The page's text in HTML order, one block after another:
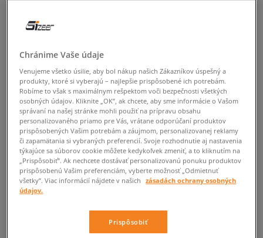
Chránime Vaše údaje
Venujeme všetko úsilie, aby bol nákup našich Zákazníkov úspešný a
produkty, ktoré si vyberajú – najlepšie prispôsobené ich potrebám.
Robíme to však s maximálnym rešpektom voči bezpečnosti všetkých
osobných údajov. Kliknite „OK”, ak chcete, aby sme informácie o Vašom
správaní na našej stránke mohli použiť na prípravu obsahu
personalizovaného priamo pre Vás, vrátane odporúčaní produktov
prispôsobených Vašim potrebám a záujmom, personalizovanej reklamy
či zapamätania si vybraných preferencií. Svoje rozhodnutie aj nastavenia
týkajúce sa súborov cookie môžete kedykoľvek zmeniť, a to kliknutím na
„Prispôsobiť”. Ak nechcete dostávať personalizovanú ponuku produktov
prispôsobenú Vašim preferenciám, vyberte možnosť „Odmietnuť
všetky”. Viac informácií nájdete v našich
zásadách ochrany osobných
údajov.
Prispôsobiť